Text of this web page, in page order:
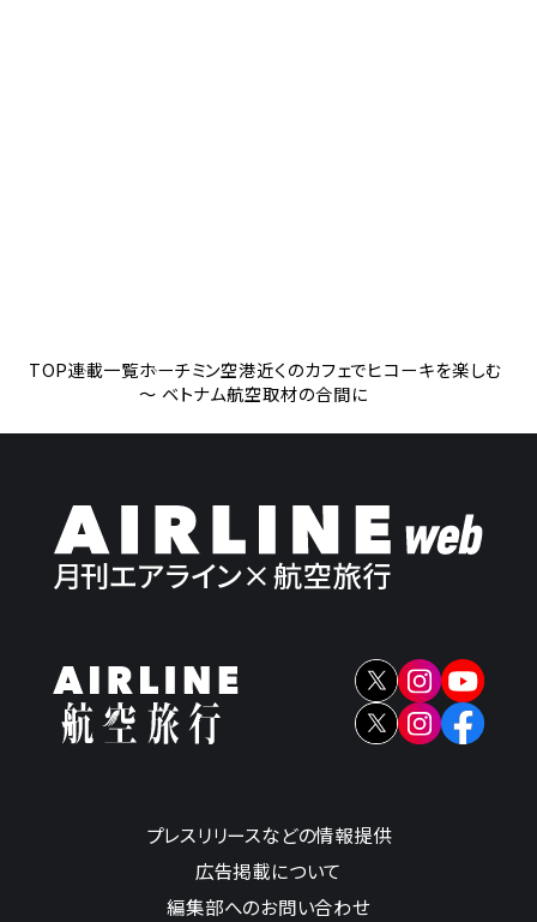
TOP連載一覧ホーチミン空港近くのカフェでヒコーキを楽しむ
～ ベトナム航空取材の合間に
プレスリリースなどの情報提供
広告掲載について
編集部へのお問い合わせ